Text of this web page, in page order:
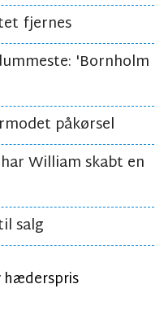
fjernes
'Bornholm
påkørsel
William skabt en
salg